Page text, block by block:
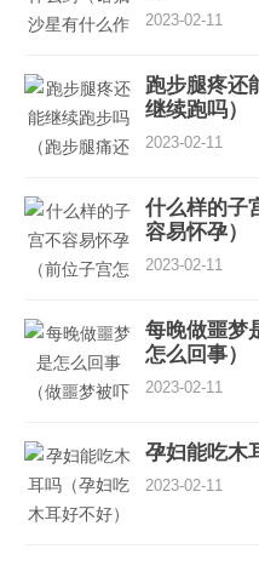
2023-02-11
跑步腿疼还
继续跑吗）
2023-02-11
什么样的子
容易怀孕）
2023-02-11
每晚做噩梦
怎么回事）
2023-02-11
孕妇能吃木
2023-02-11